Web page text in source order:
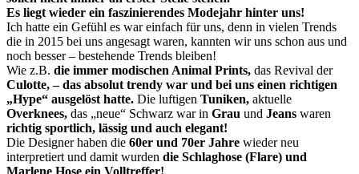
Es liegt wieder ein faszinierendes Modejahr hinter uns!
Ich hatte ein Gefühl es war einfach für uns, denn in vielen Trends
die in 2015 bei uns angesagt waren, kannten wir uns schon aus und
noch besser – bestehende Trends bleiben!
Wie z.B. die immer modischen Animal Prints, das Revival der
Culotte, – das absolut trendy war und bei uns einen richtigen
„Hype“ ausgelöst hatte. Die luftigen Tuniken, aktuelle
Overknees, das „neue“ Schwarz war in Grau und Jeans waren
richtig sportlich, lässig und auch elegant!
Die Designer haben die 60er und 70er Jahre wieder neu
interpretiert und damit wurden die Schlaghose (Flare) und
Marlene Hose ein Volltreffer!